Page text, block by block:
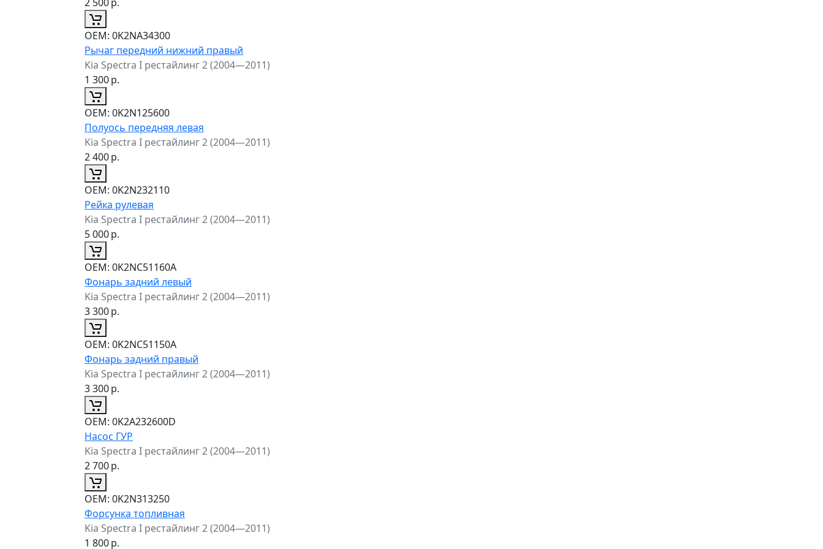
ОЕМ: 0K2NA34300
Рычаг передний нижний правый
Kia Spectra I рестайлинг 2 (2004—2011)
1 300р.
ОЕМ: 0K2N125600
Полуось передняя левая
Kia Spectra I рестайлинг 2 (2004—2011)
2 400р.
ОЕМ: 0K2N232110
Рейка рулевая
Kia Spectra I рестайлинг 2 (2004—2011)
5 000р.
ОЕМ: 0K2NC51160A
Фонарь задний левый
Kia Spectra I рестайлинг 2 (2004—2011)
3 300р.
ОЕМ: 0K2NC51150A
Фонарь задний правый
Kia Spectra I рестайлинг 2 (2004—2011)
3 300р.
ОЕМ: 0K2A232600D
Насос ГУР
Kia Spectra I рестайлинг 2 (2004—2011)
2 700р.
ОЕМ: 0K2N313250
Форсунка топливная
Kia Spectra I рестайлинг 2 (2004—2011)
1 800р.